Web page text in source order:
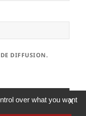
DIFFUSION.
X
over what you want